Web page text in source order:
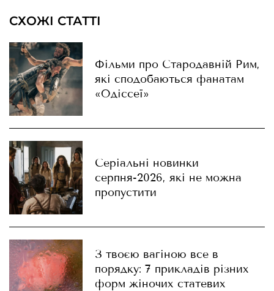
СХОЖІ СТАТТІ
Фільми про Стародавній Рим,
які сподобаються фанатам
«Одіссеї»
Серіальні новинки
серпня-2026, які не можна
пропустити
З твоєю вагіною все в
порядку: 7 прикладів різних
форм жіночих статевих